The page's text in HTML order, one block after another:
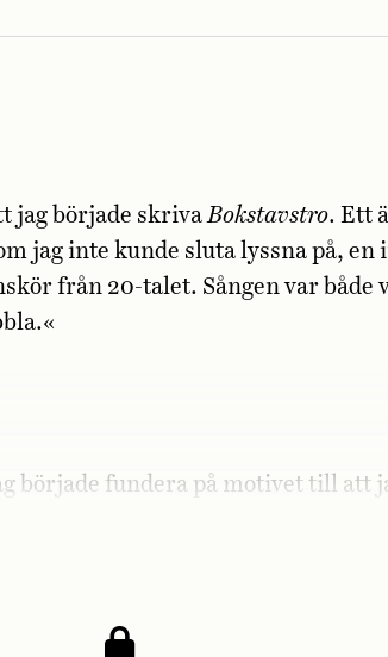
jag började skriva Bokstavstro. Ett
jag inte kunde sluta lyssna på, en
från 20-talet. Sången var både
började fundera på motivet till att